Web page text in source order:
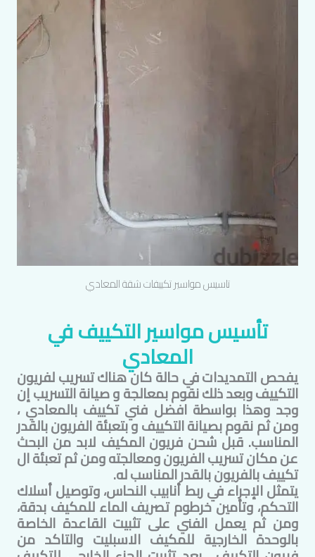
تاسيس مواسير تكييفات شقةالمعادي
تأسيس مواسير التكييف في
المعادي
يفحص التمديدات في حالة كان هناك تسريب لفريون
التكييف وبعد ذلك نقوم بمعالجة و صيانة التسريب إن
وجد وهذا بواسطة افضل فني تكييف بالمعادي،
ومن ثم نقوم بصيانة التكييف و بتعبئة الفريون بالقدر
المناسب. قبل شحن فريون المكيف لابد من البحث
عن مكان تسريب الفريون ومعالجته ومن ثم تعبئة ال
تكييف بالفريون بالقدر المناسب له.
يتمثل الإجراء في ربط أنابيب النحاس، وتوصيل أسلاك
التحكم، وتأمين خرطوم تصريف الماء للمكيف بدقة،
ومن ثم يعمل الفني على تثبيت القاعدة الخاصة
بالوحدة الخارجية للمكيف الاسبليت والتاكد من